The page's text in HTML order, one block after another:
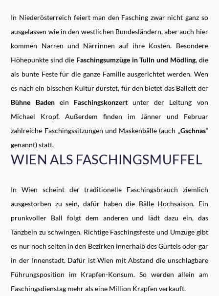
In Niederösterreich feiert man den Fasching zwar nicht ganz so
ausgelassen wie in den westlichen Bundesländern, aber auch hier
kommen Narren und Närrinnen auf ihre Kosten. Besondere
Höhepunkte sind dieFaschingsumzüge in Tulln und Mödling, die
als bunte Feste für die ganze Familie ausgerichtet werden. Wen
es nach ein bisschen Kultur dürstet, für den bietet das Ballett der
Bühne Badenein Faschingskonzertunter der Leitung von
Michael Kropf. Außerdem finden im Jänner und Februar
zahlreiche Faschingssitzungen und Maskenbälle (auch „Gschnas“
genannt) statt.
WIEN ALS FASCHINGSMUFFEL
In Wien scheint der traditionelle Faschingsbrauch ziemlich
ausgestorben zu sein, dafür haben die Bälle Hochsaison. Ein
prunkvoller Ball folgt dem anderen und lädt dazu ein, das
Tanzbein zu schwingen. Richtige Faschingsfeste und Umzüge gibt
es nur noch selten in den Bezirken innerhalb des Gürtels oder gar
in der Innenstadt. Dafür ist Wien mit Abstand die unschlagbare
Führungsposition im Krapfen-Konsum. So werden allein am
Faschingsdienstag mehr als eine Million Krapfen verkauft.